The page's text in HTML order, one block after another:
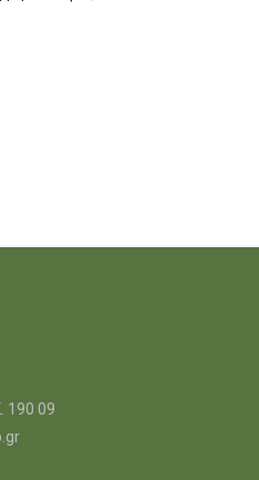
190 09